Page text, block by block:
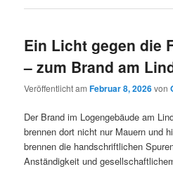
Ein Licht gegen die
– zum Brand am
Veröffentlicht amFebruar 8, 2026von
Der Brand im Logengebäude am
brennen dort nicht nur Mauern und
brennen die handschriftlichen
Anständigkeit und